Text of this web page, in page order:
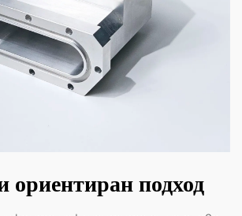
ориентиран подход